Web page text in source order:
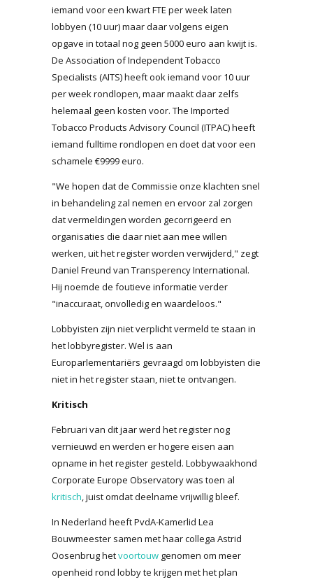
iemand voor een kwart FTE per week laten
lobbyen (10 uur) maar daar volgens eigen
opgave in totaal nog geen 5000 euro aan kwijt is.
De Association of Independent Tobacco
Specialists (AITS) heeft ook iemand voor 10 uur
per week rondlopen, maar maakt daar zelfs
helemaal geen kosten voor. The Imported
Tobacco Products Advisory Council (ITPAC) heeft
iemand fulltime rondlopen en doet dat voor een
schamele €9999 euro.
"We hopen dat de Commissie onze klachten snel
in behandeling zal nemen en ervoor zal zorgen
dat vermeldingen worden gecorrigeerd en
organisaties die daar niet aan mee willen
werken, uit het register worden verwijderd," zegt
Daniel Freund van Transperency International.
Hij noemde de foutieve informatie verder
"inaccuraat, onvolledig en waardeloos."
Lobbyisten zijn niet verplicht vermeld te staan in
het lobbyregister. Wel is aan
Europarlementariërs gevraagd om lobbyisten die
niet in het register staan, niet te ontvangen.
Kritisch
Februari van dit jaar werd het register nog
vernieuwd en werden er hogere eisen aan
opname in het register gesteld. Lobbywaakhond
Corporate Europe Observatory was toen al
kritisch, juist omdat deelname vrijwillig bleef.
In Nederland heeft PvdA-Kamerlid Lea
Bouwmeester samen met haar collega Astrid
Oosenbrug hetvoortouw genomen om meer
openheid rond lobby te krijgen met het plan